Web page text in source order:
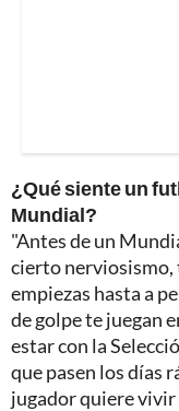
¿Qué siente un
Mundial?
"Antes de un
cierto nerviosismo,
empiezas hasta a
de golpe te juegan
estar con la
que pasen los días
jugador quiere